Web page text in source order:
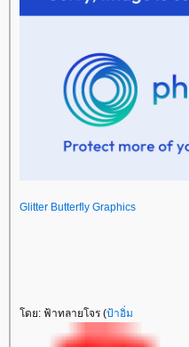
Glitter Butterfly Graphics
ดย: ฟ้าทลายโจร (ป้าอิ่ม